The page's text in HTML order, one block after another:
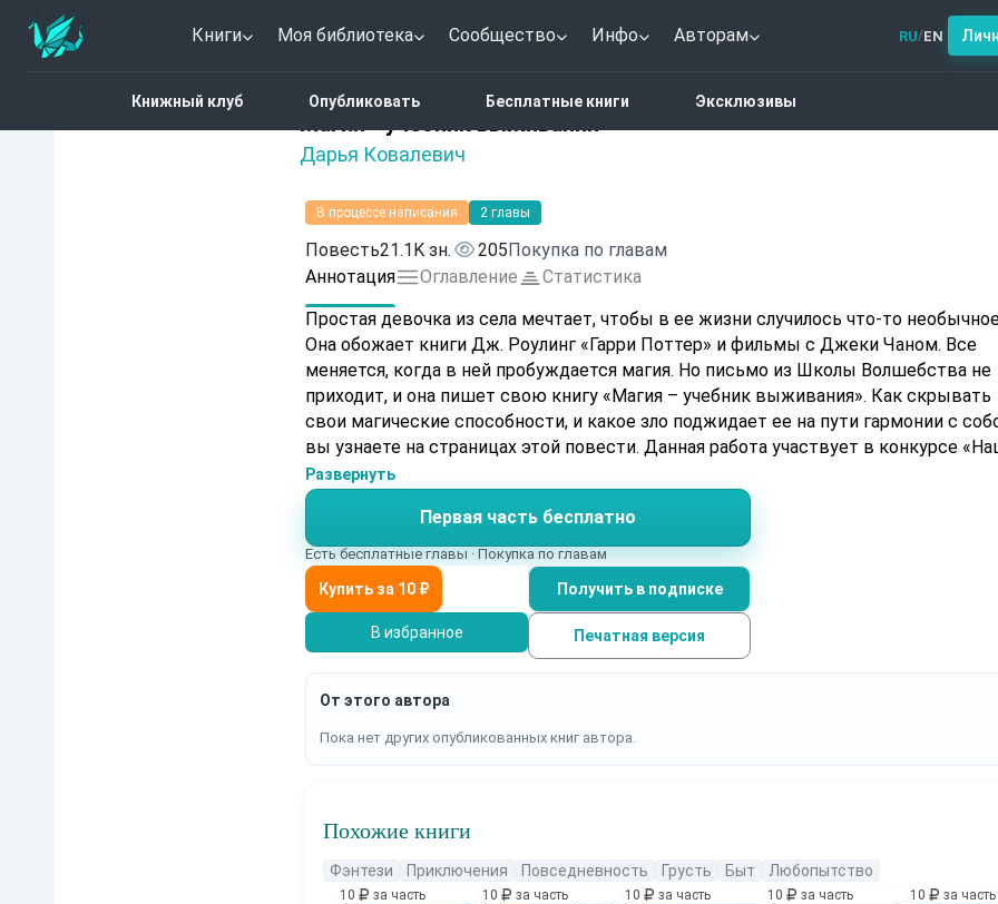
Книги Моя библиотека Сообщество Инфо Авторам RU/EN
Книжный клуб Опубликовать Бесплатные книги Эксклюзивы
Магия - учебник выживания
Дарья Ковалевич
Нет оценок
В процессе написания 2 главы
Повесть21.1K зн. 205Покупка по главам
Аннотация
Оглавление
Статистика
Простая девочка из села мечтает, чтобы в ее жизни случилось что-то
Она обожает книги Дж. Роулинг «Гарри Поттер» и фильмы с Джеки Чаном. Все
меняется, когда в ней пробуждается магия. Но письмо из Школы Волшебства не
приходит, и она пишет свою книгу «Магия – учебник выживания». Как скрывать
свои магические способности, и какое зло поджидает ее на пути гармонии с
вы узнаете на страницах этой повести. Данная работа участвует в конкурсе «Наши
герои».
Развернуть
Первая часть бесплатно
Есть бесплатные главы · Покупка по главам
Получить в подписке
В избранное Печатная версия
От этого автора
Пока нет других опубликованных книг автора.
Похожие книги
Фэнтези Приключения Повседневность Грусть Быт Любопытство
10 за часть 10 за часть 10 за часть 10 за часть 10 за часть